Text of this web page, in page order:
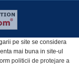
pe site se considera
mai buna in site-ul
politicii de protejare a